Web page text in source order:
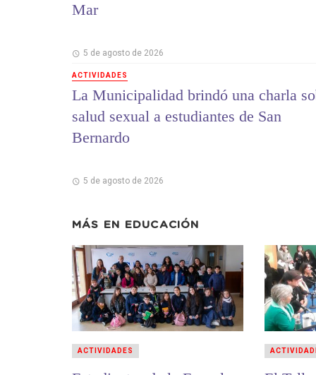
Mar
5 de agosto de 2026
ACTIVIDADES
La Municipalidad brindó una charla
salud sexual a estudiantes de San
Bernardo
5 de agosto de 2026
MÁS EN EDUCACIÓN
ACTIVIDADES